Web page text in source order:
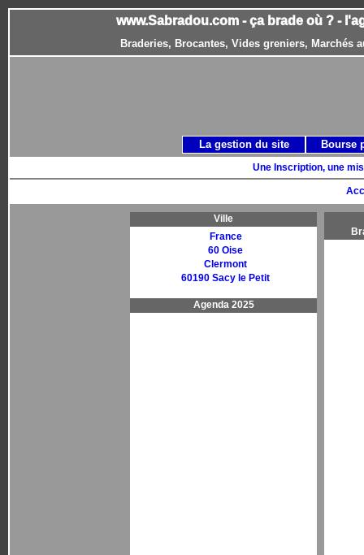
www.Sabradou.com - ça brade où ? -
Braderies, Brocantes, Vides greniers, Marchés
Une Inscription, une
Ville
France
60 Oise
Clermont
60190 Sacy le Petit
Agenda 2025
La gestion du site Bourse